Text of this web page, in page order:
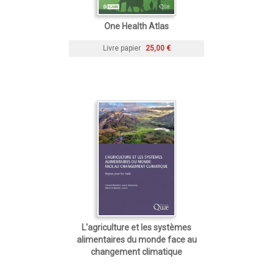
One Health Atlas
Livre papier 25,00 €
L'agriculture et les systèmes
alimentaires du monde face au
changement climatique